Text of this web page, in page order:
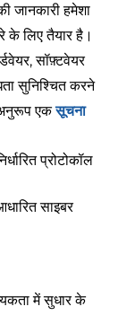
जानकारी हमेशा
के लिए तैयार है।
सॉफ़्टवेयर
सुनिश्चित करने
एकसूचना
प्रोटोकॉल
साइबर
में सुधार के